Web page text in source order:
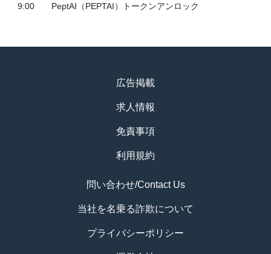
9:00
PeptAI（PEPTAI）トークンアンロック
広告掲載
求人情報
免責事項
利用規約
問い合わせ/Contact Us
当社を名乗る詐欺について
プライバシーポリシー